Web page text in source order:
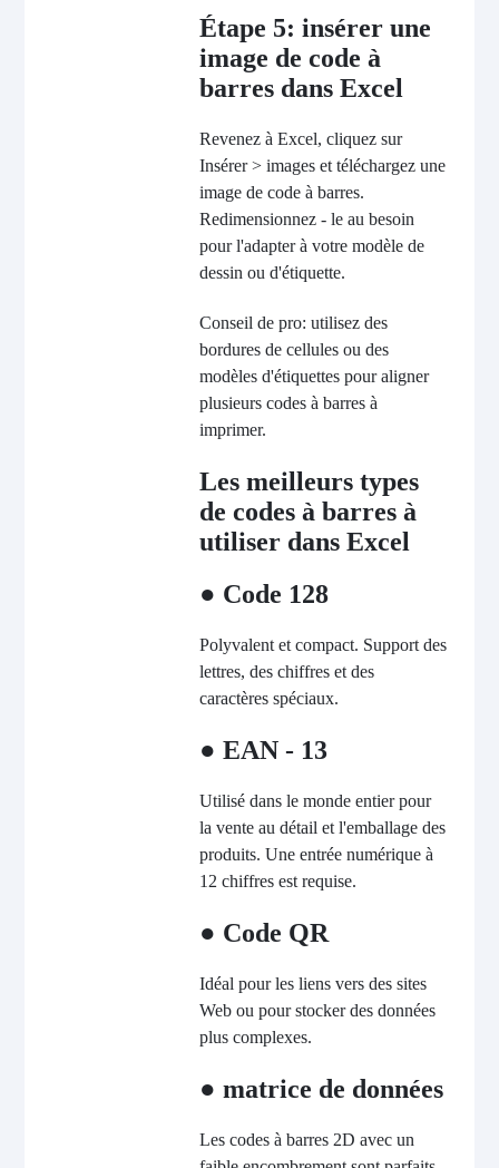
Étape 5: insérer une
image de code à
barres dans Excel
Revenez à Excel, cliquez sur
Insérer > images et téléchargez une
image de code à barres.
Redimensionnez - le au besoin
pour l'adapter à votre modèle de
dessin ou d'étiquette.
Conseil de pro: utilisez des
bordures de cellules ou des
modèles d'étiquettes pour aligner
plusieurs codes à barres à
imprimer.
Les meilleurs types
de codes à barres à
utiliser dans Excel
● Code 128
Polyvalent et compact. Support des
lettres, des chiffres et des
caractères spéciaux.
● EAN - 13
Utilisé dans le monde entier pour
la vente au détail et l'emballage des
produits. Une entrée numérique à
12 chiffres est requise.
● Code QR
Idéal pour les liens vers des sites
Web ou pour stocker des données
plus complexes.
● matrice de données
Les codes à barres 2D avec un